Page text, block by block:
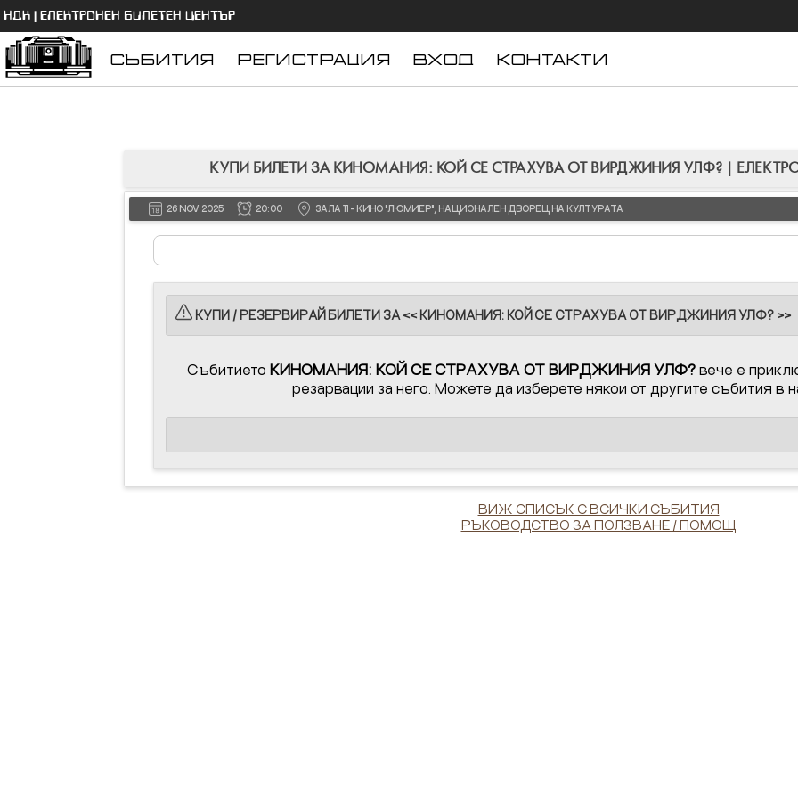
НДК | ЕЛЕКТРОНЕН БИЛЕТЕН ЦЕНТЪР
СЪБИТИЯ РЕГИСТРАЦИЯ ВХОД КОНТАКТИ
КУПИ БИЛЕТИ ЗА КИНОМАНИЯ: КОЙ СЕ СТРАХУВА ОТ ВИРДЖИНИЯ УЛФ? |
26 NOV 2025 20:00 ЗАЛА 11 - КИНО "ЛЮМИЕР", НАЦИОНАЛЕН ДВОРЕЦ НА КУЛТУРАТА
КУПИ / РЕЗЕРВИРАЙ БИЛЕТИ ЗА << КИНОМАНИЯ: КОЙ СЕ СТРАХУВА ОТ ВИРДЖИНИЯ УЛФ? >>
СъбитиетоКИНОМАНИЯ: КОЙ СЕ СТРАХУВА ОТ ВИРДЖИНИЯ УЛФ?вече е
резарвации за него. Можете да изберете някои от другите събития в
ВИЖ СПИСЪК С ВСИЧКИ СЪБИТИЯ
РЪКОВОДСТВО ЗА ПОЛЗВАНЕ / ПОМОЩ